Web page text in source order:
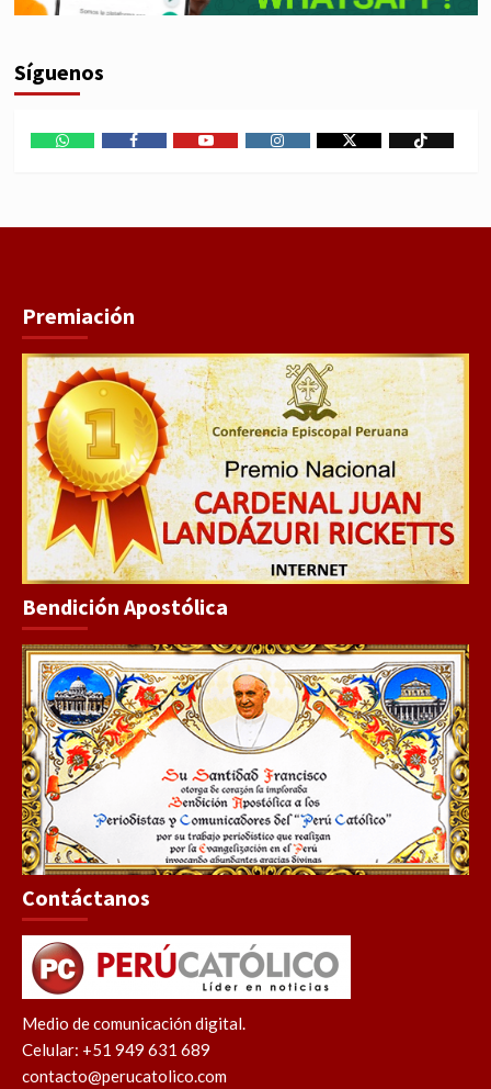
Síguenos
Premiación
Bendición Apostólica
Contáctanos
Medio de comunicación digital.
Celular: +51 949 631 689
contacto@perucatolico.com